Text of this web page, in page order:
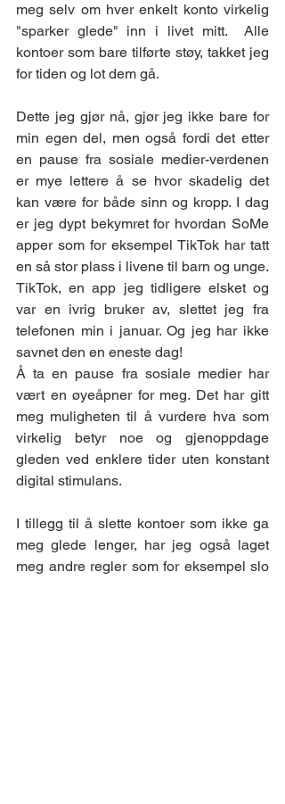
meg selv om hver enkelt konto virkelig
"sparker glede" inn i livet mitt.  Alle
kontoer som bare tilførte støy, takket jeg
for tiden og lot dem gå.
Dette jeg gjør nå, gjør jeg ikke bare for
min egen del, men også fordi det etter
en pause fra sosiale medier-verdenen
er mye lettere å se hvor skadelig det
kan være for både sinn og kropp. I dag
er jeg dypt bekymret for hvordan SoMe
apper som for eksempel TikTok har tatt
en så stor plass i livene til barn og unge.
TikTok, en app jeg tidligere elsket og
var en ivrig bruker av, slettet jeg fra
telefonen min i januar. Og jeg har ikke
savnet den en eneste dag!
Å ta en pause fra sosiale medier har
vært en øyeåpner for meg. Det har gitt
meg muligheten til å vurdere hva som
virkelig betyr noe og gjenoppdage
gleden ved enklere tider uten konstant
digital stimulans.
I tillegg til å slette kontoer som ikke ga
meg glede lenger, har jeg også laget
meg andre regler som for eksempel slo